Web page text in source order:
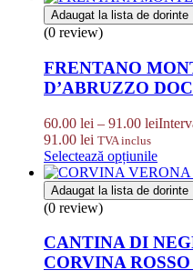
Adaugat la lista de dorinte
(0 review)
FRENTANO
D’ABRUZZO
60.00 lei – 91.00 lei
91.00 lei TVA inclus
Selectează opțiunile
Adaugat la lista de dorinte
(0 review)
CANTINA DI
CORVINA